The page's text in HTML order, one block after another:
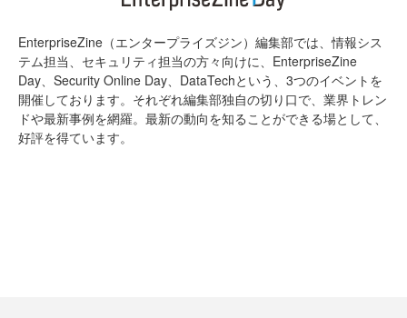
EnterpriseZine（エンタープライズジン）編集部では、情報シス
テム担当、セキュリティ担当の方々向けに、EnterpriseZine
Day、Security Online Day、DataTechという、3つのイベントを
開催しております。それぞれ編集部独自の切り口で、業界トレン
ドや最新事例を網羅。最新の動向を知ることができる場として、
好評を得ています。